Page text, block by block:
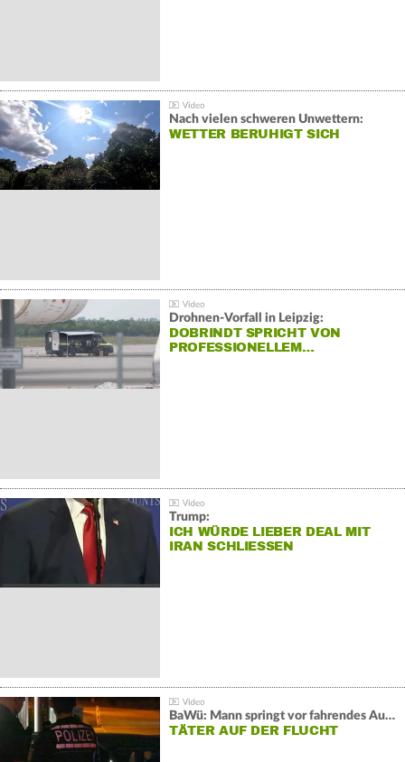
Nach vielen schweren Unwettern:
WETTER BERUHIGT SICH
Drohnen-Vorfall in Leipzig:
DOBRINDT SPRICHT VON
PROFESSIONELLEM…
Trump:
ICH WÜRDE LIEBER DEAL MIT
IRAN SCHLIESSEN
BaWü: Mann springt vor fahrendes Auto und schießt
TÄTER AUF DER FLUCHT